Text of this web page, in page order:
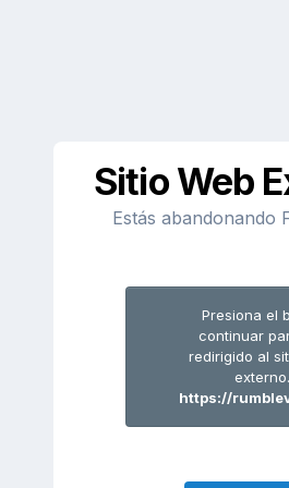
Sitio Web
Estás abandonando
Presiona el
continuar
redirigido al
externo.
https://